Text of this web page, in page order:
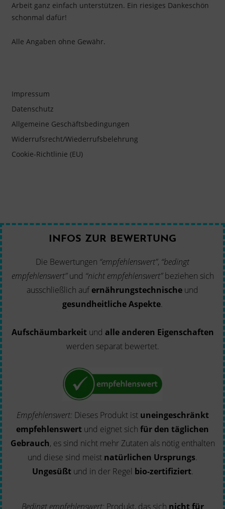
Arbeit ganz einfach unterstützen. Ein riesiges Dankeschön
schonmal dafür!
Alle Angaben ohne Gewähr.
Impressum
Datenschutz
Allgemeine Geschäftsbedingungen
Widerrufsrecht/Wiederrufsbelehrung
Cookie-Richtlinie (EU)
INFOS ZUR BEWERTUNG
Die Bewertungen “empfehlenswert”, “bedingt
empfehlenswert”und “nicht empfehlenswert”beziehen sich
ausschließlich aufernährungstechnische und
gesundheitliche Aspekte.
Aufschäumbarkeitund alle anderen Eigenschaften
werden separat bewertet.
Empfehlenswert: Dieses Produkt ist uneingeschränkt
empfehlenswert und eignet sich für den täglichen
Gebrauch, es sind nicht mehr Zutaten als nötig enthalten
und diese sind meist natürlichen Ursprungs.
Ungesüßtund in der Regel bio-zertifiziert.
Bedingt empfehlenswert: Produkt, das sich nicht für